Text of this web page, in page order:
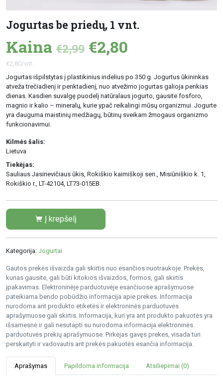
Jogurtas be priedų, 1 vnt.
Kaina €2,99 €2,80
€2,80/vnt.
Jogurtas išpilstytas į plastikinius indelius po 350 g. Jogurtus ūkininkas
atveža trečiadienį ir penktadienį, nuo atvežimo jogurtas galioja penkias
dienas. Kasdien suvalgę puodelį natūralaus jogurto, gausite fosforo,
magnio ir kalio – mineralų, kurie ypač reikalingi mūsų organizmui. Jogurte
yra dauguma maistinių medžiagų, būtinų sveikam žmogaus organizmo
funkcionavimui.
Kilmės šalis:
Lietuva
Tiekėjas:
Sauliaus Jasinevičiaus ūkis, Rokiškio kaimiškoji sen., Misiūniškio k. 1,
Rokiškio r., LT-42104, LT73-015EB.
Į krepšelį
Kategorija: Jogurtai
Gautos prekės išvaizda gali skirtis nuo esančios nuotraukoje. Prekės,
kurias gausite, gali būti kitokios išvaizdos, formos, gali skirtis
įpakavimas. Elektroninėje parduotuvėje esančiuose aprašymuose
pateikiama bendo pobūdžio informacija apie prekes. Informacija
nurodoma ant produkto etiketės ir elektroninės parduotuvės
aprašymuose gali skirtis. Informacija, kuri yra ant produkto pakuotės yra
išsamesnė ir gali nesutapti su nurodoma informacija elektroninės
parduotuvės prekių aprašymuose. Pirkėjas gavęs prekes, visada turi
perskaityti ir vadovautis ant prekės pakuotės esančia informacija.
Aprašymas Papildoma informacija Atsiliepimai (0)